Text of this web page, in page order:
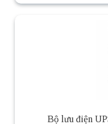
Bộ lưu điện